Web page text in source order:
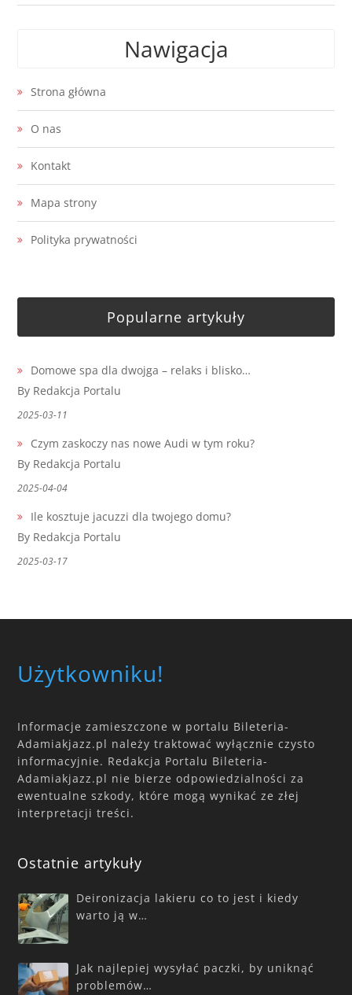
Nawigacja
Strona główna
O nas
Kontakt
Mapa strony
Polityka prywatności
Popularne artykuły
Domowe spa dla dwojga – relaks i blisko…
By Redakcja Portalu
2025-03-11
Czym zaskoczy nas nowe Audi w tym roku?
By Redakcja Portalu
2025-04-04
Ile kosztuje jacuzzi dla twojego domu?
By Redakcja Portalu
2025-03-17
Użytkowniku!
Informacje zamieszczone w portalu Bileteria-
Adamiakjazz.pl należy traktować wyłącznie czysto
informacyjnie. Redakcja Portalu Bileteria-
Adamiakjazz.pl nie bierze odpowiedzialności za
ewentualne szkody, które mogą wynikać ze złej
interpretacji treści.
Ostatnie artykuły
Deironizacja lakieru co to jest i kiedy
warto ją w…
Jak najlepiej wysyłać paczki, by uniknąć
problemów…